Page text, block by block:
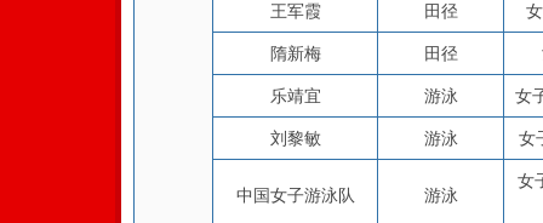
王军霞 田径
隋新梅 田径
乐靖宜 游泳 女
刘黎敏 游泳 女
中国女子游泳队 游泳
女